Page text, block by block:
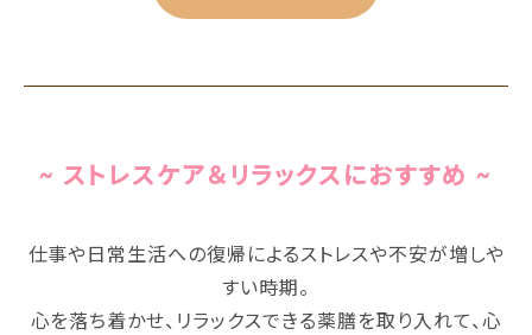
~ ストレスケア＆リラックスにおすすめ ~
仕事や日常生活への復帰によるストレスや不安が増しや
すい時期。
心を落ち着かせ、リラックスできる薬膳を取り入れて、心